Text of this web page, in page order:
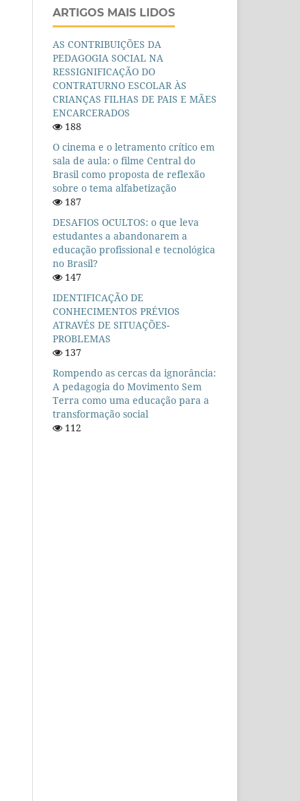
ARTIGOS MAIS LIDOS
AS CONTRIBUIÇÕES DA
PEDAGOGIA SOCIAL NA
RESSIGNIFICAÇÃO DO
CONTRATURNO ESCOLAR ÀS
CRIANÇAS FILHAS DE PAIS E MÃES
ENCARCERADOS
188
O cinema e o letramento crítico em
sala de aula: o filme Central do
Brasil como proposta de reflexão
sobre o tema alfabetização
187
DESAFIOS OCULTOS: o que leva
estudantes a abandonarem a
educação profissional e tecnológica
no Brasil?
147
IDENTIFICAÇÃO DE
CONHECIMENTOS PRÉVIOS
ATRAVÉS DE SITUAÇÕES-
PROBLEMAS
137
Rompendo as cercas da ignorância:
A pedagogia do Movimento Sem
Terra como uma educação para a
transformação social
112